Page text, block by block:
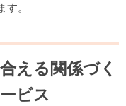
。
える関係づく
ビス